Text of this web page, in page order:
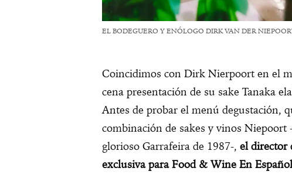
EL BODEGUERO Y ENÓLOGO DIRK VAN DER
Coincidimos con Dirk Nierpoort en el
cena presentación de su sake Tanaka
Antes de probar el menú degustación,
combinación de sakes y vinos
glorioso Garrafeira de 1987-, el director
exclusiva para Food & Wine En